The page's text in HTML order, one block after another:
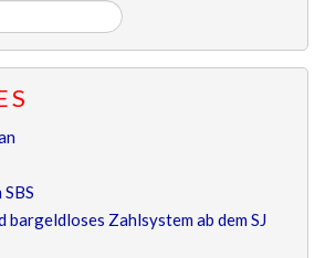
bargeldloses Zahlsystem ab dem SJ